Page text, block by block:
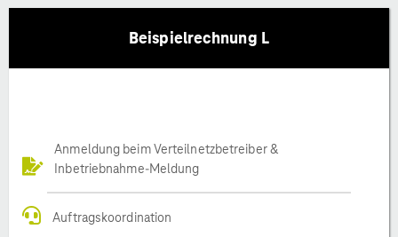
Beispielrechnung L
Anmeldung beim Verteilnetzbetreiber &
Inbetriebnahme-Meldung
Auftragskoordination